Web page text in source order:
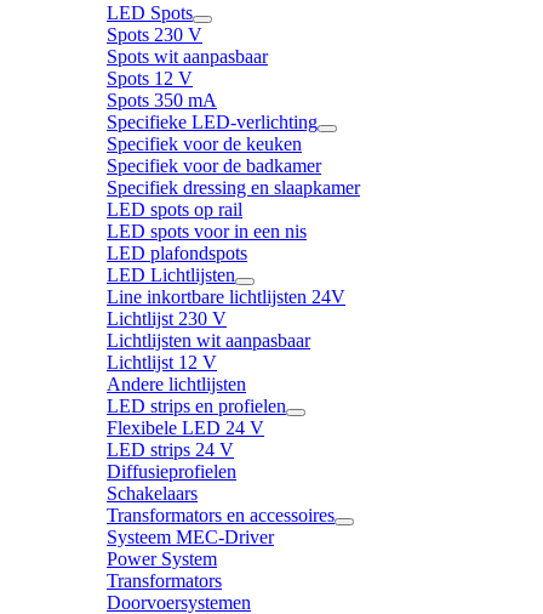
LED Spots
Spots 230 V
Spots wit aanpasbaar
Spots 12 V
Spots 350 mA
Specifieke LED-verlichting
Specifiek voor de keuken
Specifiek voor de badkamer
Specifiek dressing en slaapkamer
LED spots op rail
LED spots voor in een nis
LED plafondspots
LED Lichtlijsten
Line inkortbare lichtlijsten 24V
Lichtlijst 230 V
Lichtlijsten wit aanpasbaar
Lichtlijst 12 V
Andere lichtlijsten
LED strips en profielen
Flexibele LED 24 V
LED strips 24 V
Diffusieprofielen
Schakelaars
Transformators en accessoires
Systeem MEC-Driver
Power System
Transformators
Doorvoersystemen